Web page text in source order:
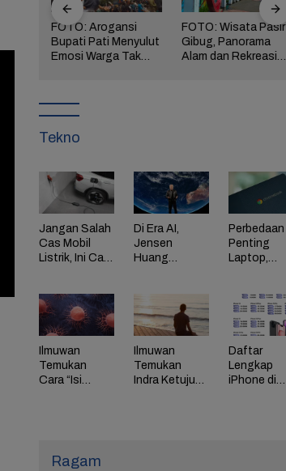
FOTO: Arogansi
Bupati Pati Menyulut
Emosi Warga Tak
Kekuasaan!
FOTO: Wisata Pasir
Gibug, Panorama
Alam dan Rekreasi
Tekno
Jangan Salah
Cas Mobil
Listrik, Ini Cara
PLN di HP
Di Era AI,
Jensen
Huang
Karyawan
Tinggi
Perbedaan
Penting
Laptop,
Ilmuwan
Temukan
Cara “Isi
Ilmuwan
Temukan
Indra Ketujuh
Daftar
Lengkap
iPhone di
Ragam